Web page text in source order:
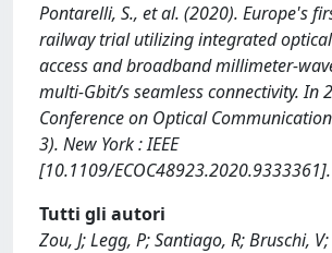
Pontarelli, S., et al. (2020). Europe's
railway trial utilizing integrated
access and broadband millimeter-
multi-Gbit/s seamless connectivity. In
Conference on Optical
3). New York : IEEE
[10.1109/ECOC48923.2020.9333361].
Tutti gli autori
Zou, J; Legg, P; Santiago, R; Bruschi,